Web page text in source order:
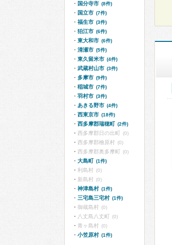
国分寺市 (8件)
国立市 (7件)
福生市 (3件)
狛江市 (6件)
東大和市 (6件)
清瀬市 (5件)
東久留米市 (4件)
武蔵村山市 (3件)
多摩市 (9件)
稲城市 (7件)
羽村市 (3件)
あきる野市 (4件)
西東京市 (18件)
西多摩郡瑞穂町 (2件)
西多摩郡日の出町 (0)
西多摩郡檜原村 (0)
西多摩郡奥多摩町 (0)
大島町 (1件)
利島村 (0)
新島村 (0)
神津島村 (1件)
三宅島三宅村 (1件)
御蔵島村 (0)
八丈島八丈町 (0)
青ヶ島村 (0)
小笠原村 (1件)